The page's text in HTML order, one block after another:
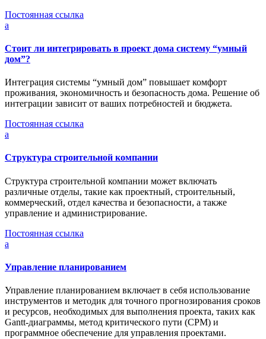
Постоянная ссылка
a
Стоит ли интегрировать в проект дома систему “умный
дом”?
Интеграция системы “умный дом” повышает комфорт
проживания, экономичность и безопасность дома. Решение об
интеграции зависит от ваших потребностей и бюджета.
Постоянная ссылка
a
Структура строительной компании
Структура строительной компании может включать
различные отделы, такие как проектный, строительный,
коммерческий, отдел качества и безопасности, а также
управление и администрирование.
Постоянная ссылка
a
Управление планированием
Управление планированием включает в себя использование
инструментов и методик для точного прогнозирования сроков
и ресурсов, необходимых для выполнения проекта, таких как
Gantt-диаграммы, метод критического пути (CPM) и
программное обеспечение для управления проектами.